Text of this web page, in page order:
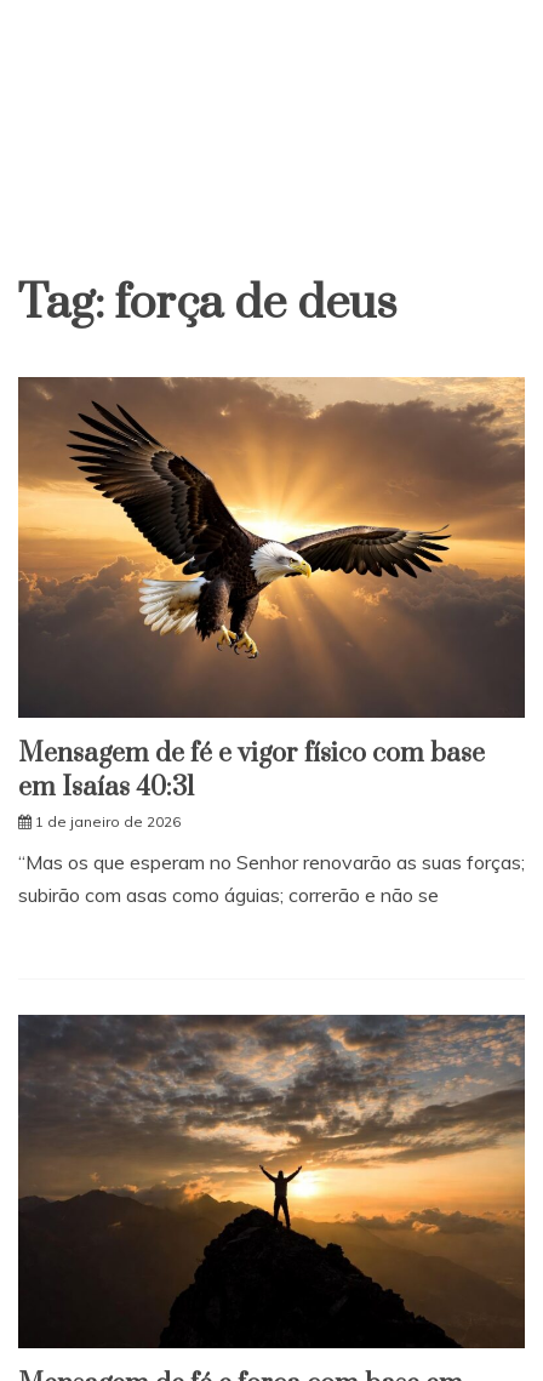
Tag:força de deus
Mensagem de fé e vigor físico com base
em Isaías 40:31
1 de janeiro de 2026
“Mas os que esperam no Senhor renovarão as suas forças;
subirão com asas como águias; correrão e não se